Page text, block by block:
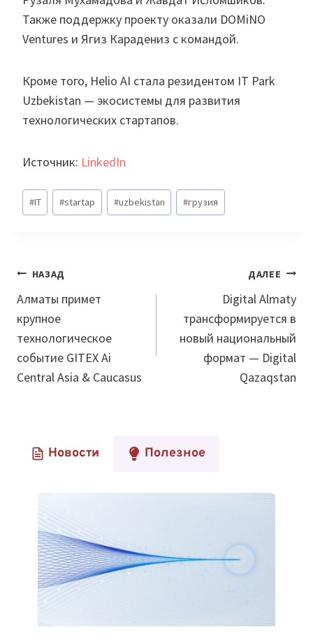
Также поддержку проекту оказали DOMiNO
Ventures и Ягиз Карадениз с командой.
Кроме того, Helio AI стала резидентом IT Park
Uzbekistan — экосистемы для развития
технологических стартапов.
Источник: LinkedIn
Метки
записи:
#IT #startap #uzbekistan #грузия
Навигация
по
записям
НАЗАД
Алматы примет
крупное
технологическое
событие GITEX Ai
Central Asia & Caucasus
ДАЛЕЕ
Digital Almaty
трансформируется в
новый национальный
формат — Digital
Qazaqstan
Новости Полезное